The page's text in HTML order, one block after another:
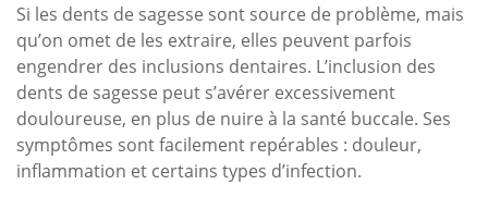
Si les dents de sagesse sont source de problème, mais
qu’on omet de les extraire, elles peuvent parfois
engendrer des inclusions dentaires. L’inclusion des
dents de sagesse peut s’avérer excessivement
douloureuse, en plus de nuire à la santé buccale. Ses
symptômes sont facilement repérables : douleur,
inflammation et certains types d’infection.